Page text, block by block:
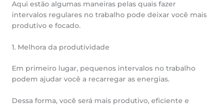
Aqui estão algumas maneiras pelas quais fazer
intervalos regulares no trabalho pode deixar você mais
produtivo e focado.
1. Melhora da produtividade
Em primeiro lugar, pequenos intervalos no trabalho
podem ajudar você a recarregar as energias.
Dessa forma, você será mais produtivo, eficiente e